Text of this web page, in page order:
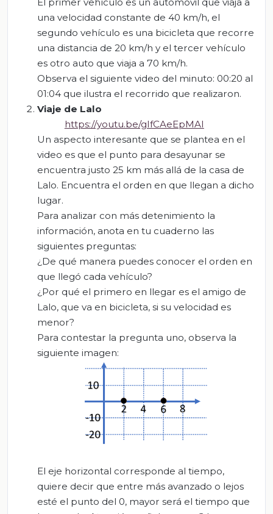
una velocidad constante de 40 km/h, el
segundo vehículo es una bicicleta que recorre
una distancia de 20 km/h y el tercer vehículo
es otro auto que viaja a 70 km/h.
Observa el siguiente video del minuto: 00:20 al
01:04 que ilustra el recorrido que realizaron.
Viaje de Lalo
https://youtu.be/gIfCAeEpMAI
Un aspecto interesante que se plantea en el
video es que el punto para desayunar se
encuentra justo 25 km más allá de la casa de
Lalo. Encuentra el orden en que llegan a dicho
lugar.
Para analizar con más detenimiento la
información, anota en tu cuaderno las
siguientes preguntas:
¿De qué manera puedes conocer el orden en
que llegó cada vehículo?
¿Por qué el primero en llegar es el amigo de
Lalo, que va en bicicleta, si su velocidad es
menor?
Para contestar la pregunta uno, observa la
siguiente imagen:
El eje horizontal corresponde al tiempo,
quiere decir que entre más avanzado o lejos
esté el punto del 0, mayor será el tiempo que